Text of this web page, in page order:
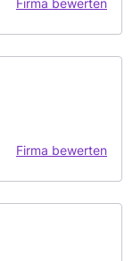
Firma bewerten
Firma bewerten